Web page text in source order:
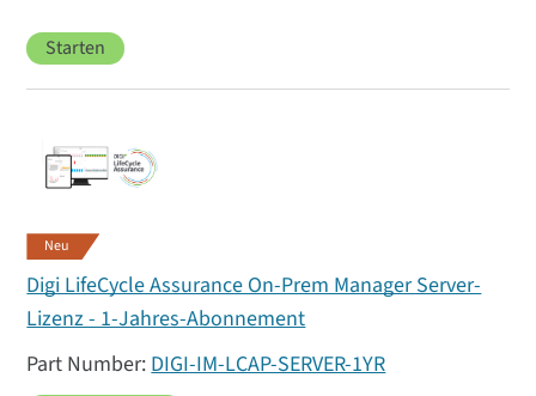
Starten
Neu
Digi LifeCycle Assurance On-Prem Manager Server-
Lizenz - 1-Jahres-Abonnement
DIGI-IM-LCAP-SERVER-1YR